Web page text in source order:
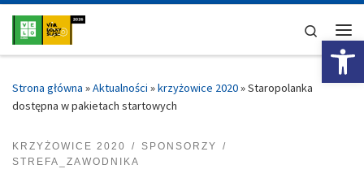
Przejdź do treści
Search
Strona główna »Aktualności »krzyżowice 2020»Staropolanka
dostępna w pakietach startowych
KRZYŻOWICE 2020
SPONSORZY
STREFA_ZAWODNIKA